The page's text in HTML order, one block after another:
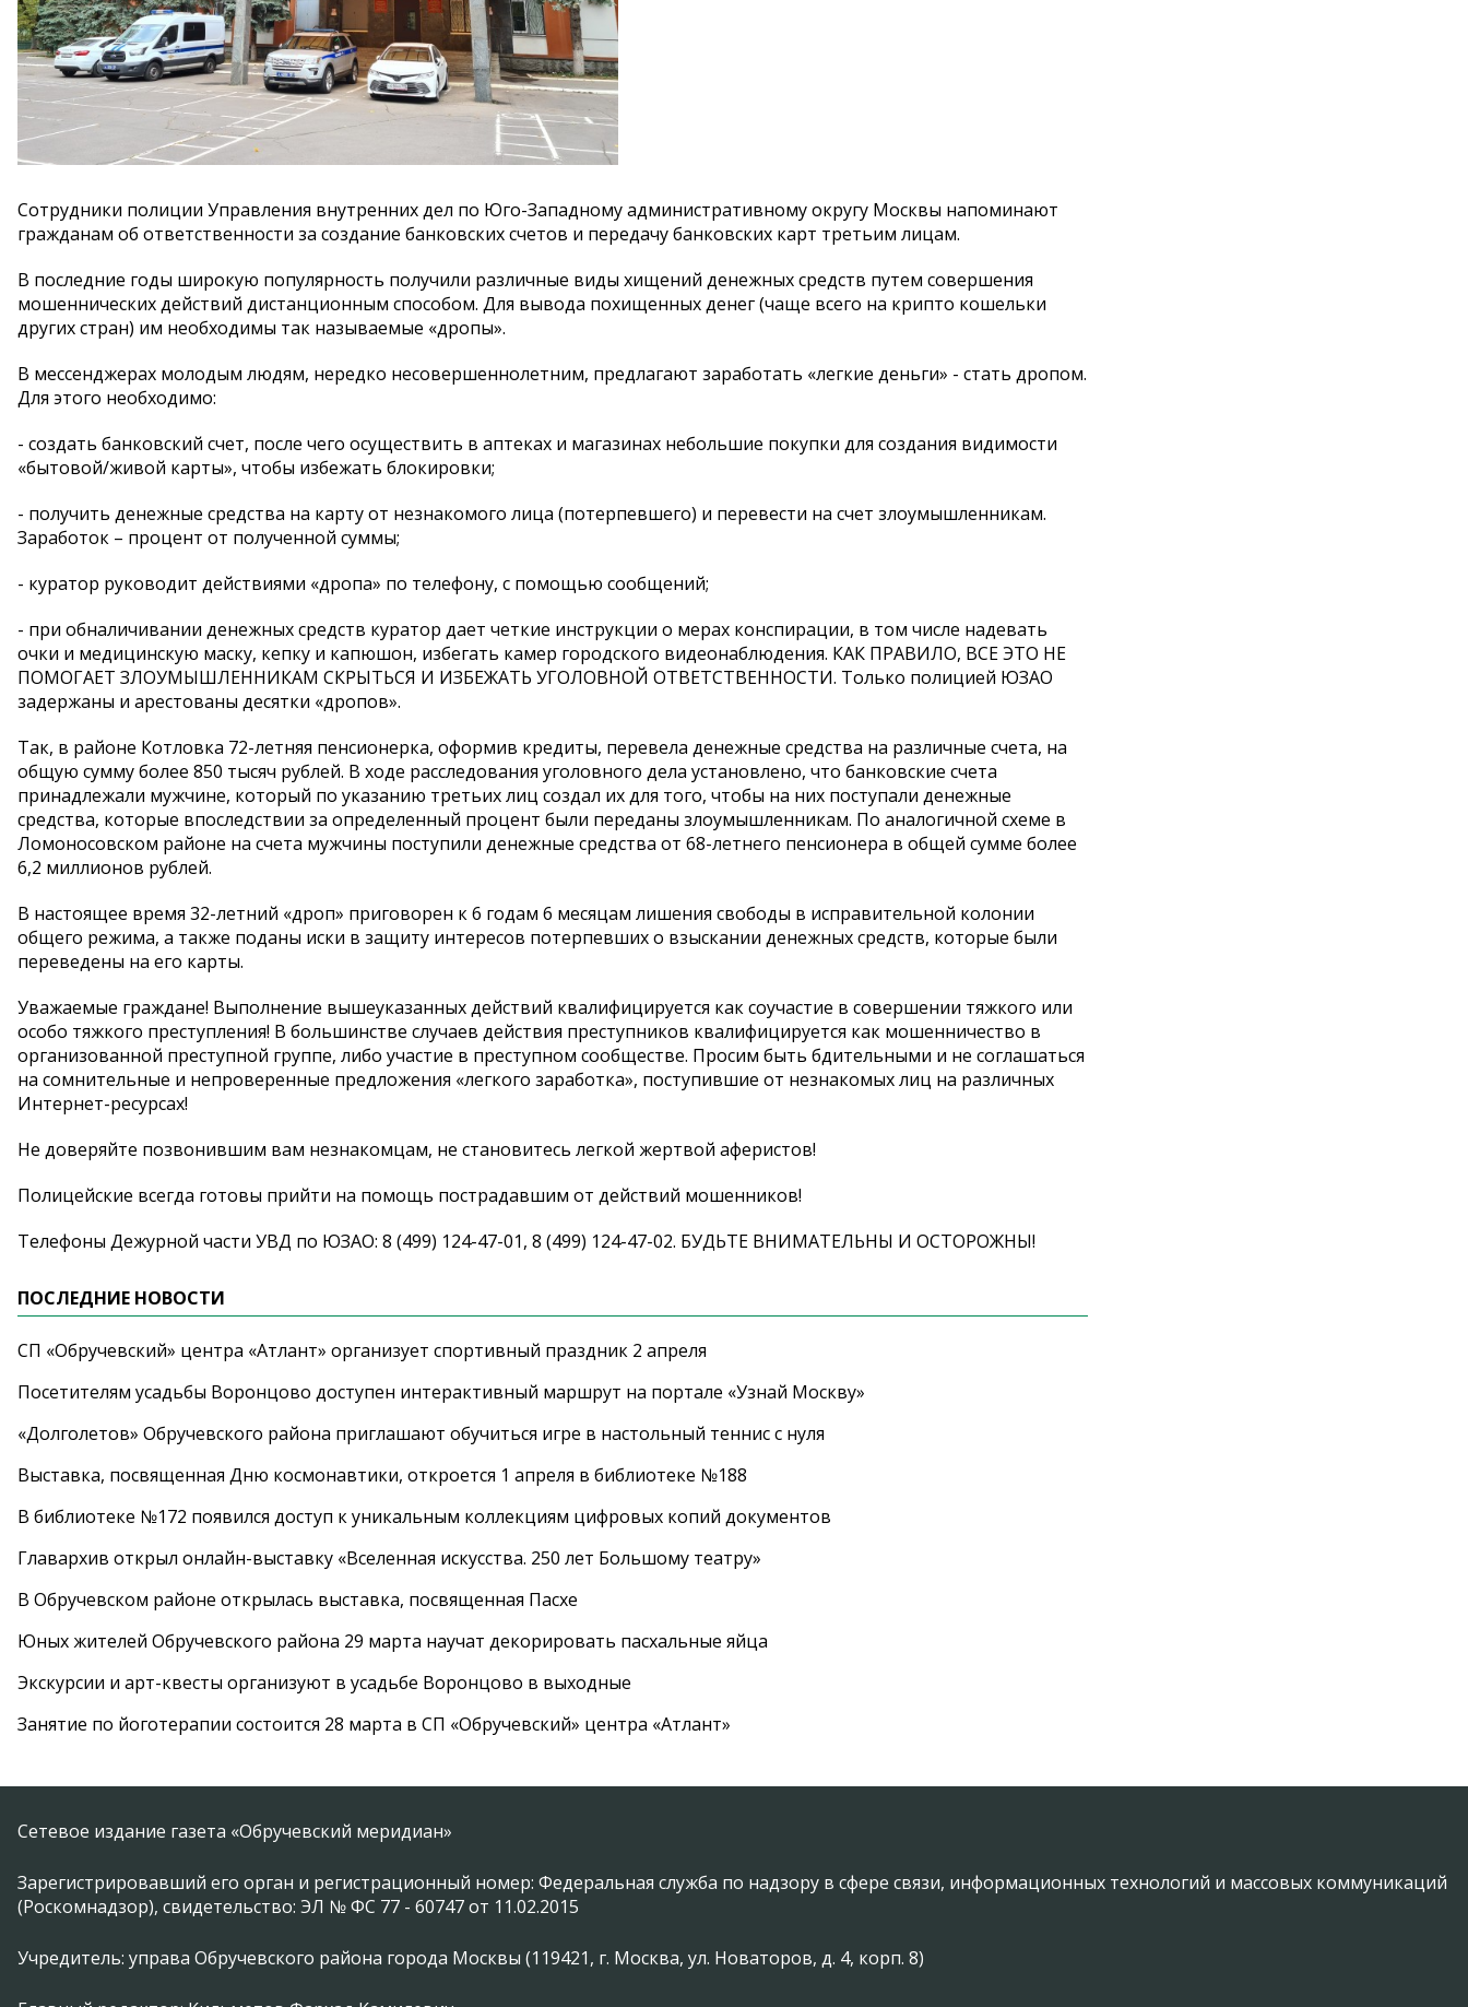
Сотрудники полиции Управления внутренних дел по Юго-Западному административному округу Москвы напоминают
гражданам об ответственности за создание банковских счетов и передачу банковских карт третьим лицам.
В последние годы широкую популярность получили различные виды хищений денежных средств путем совершения
мошеннических действий дистанционным способом. Для вывода похищенных денег (чаще всего на крипто кошельки
других стран) им необходимы так называемые «дропы».
В мессенджерах молодым людям, нередко несовершеннолетним, предлагают заработать «легкие деньги» - стать дропом.
Для этого необходимо:
- создать банковский счет, после чего осуществить в аптеках и магазинах небольшие покупки для создания видимости
«бытовой/живой карты», чтобы избежать блокировки;
- получить денежные средства на карту от незнакомого лица (потерпевшего) и перевести на счет злоумышленникам.
Заработок – процент от полученной суммы;
- куратор руководит действиями «дропа» по телефону, с помощью сообщений;
- при обналичивании денежных средств куратор дает четкие инструкции о мерах конспирации, в том числе надевать
очки и медицинскую маску, кепку и капюшон, избегать камер городского видеонаблюдения. КАК ПРАВИЛО, ВСЕ ЭТО НЕ
ПОМОГАЕТ ЗЛОУМЫШЛЕННИКАМ СКРЫТЬСЯ И ИЗБЕЖАТЬ УГОЛОВНОЙ ОТВЕТСТВЕННОСТИ. Только полицией ЮЗАО
задержаны и арестованы десятки «дропов».
Так, в районе Котловка 72-летняя пенсионерка, оформив кредиты, перевела денежные средства на различные счета, на
общую сумму более 850 тысяч рублей. В ходе расследования уголовного дела установлено, что банковские счета
принадлежали мужчине, который по указанию третьих лиц создал их для того, чтобы на них поступали денежные
средства, которые впоследствии за определенный процент были переданы злоумышленникам. По аналогичной схеме в
Ломоносовском районе на счета мужчины поступили денежные средства от 68-летнего пенсионера в общей сумме более
6,2 миллионов рублей.
В настоящее время 32-летний «дроп» приговорен к 6 годам 6 месяцам лишения свободы в исправительной колонии
общего режима, а также поданы иски в защиту интересов потерпевших о взыскании денежных средств, которые были
переведены на его карты.
Уважаемые граждане! Выполнение вышеуказанных действий квалифицируется как соучастие в совершении тяжкого или
особо тяжкого преступления! В большинстве случаев действия преступников квалифицируется как мошенничество в
организованной преступной группе, либо участие в преступном сообществе. Просим быть бдительными и не соглашаться
на сомнительные и непроверенные предложения «легкого заработка», поступившие от незнакомых лиц на различных
Интернет-ресурсах!
Не доверяйте позвонившим вам незнакомцам, не становитесь легкой жертвой аферистов!
Полицейские всегда готовы прийти на помощь пострадавшим от действий мошенников!
Телефоны Дежурной части УВД по ЮЗАО: 8 (499) 124-47-01, 8 (499) 124-47-02. БУДЬТЕ ВНИМАТЕЛЬНЫ И ОСТОРОЖНЫ!
ПОСЛЕДНИЕ НОВОСТИ
СП «Обручевский» центра «Атлант» организует спортивный праздник 2 апреля
Посетителям усадьбы Воронцово доступен интерактивный маршрут на портале «Узнай Москву»
«Долголетов» Обручевского района приглашают обучиться игре в настольный теннис с нуля
Выставка, посвященная Дню космонавтики, откроется 1 апреля в библиотеке №188
В библиотеке №172 появился доступ к уникальным коллекциям цифровых копий документов
Главархив открыл онлайн-выставку «Вселенная искусства. 250 лет Большому театру»
В Обручевском районе открылась выставка, посвященная Пасхе
Юных жителей Обручевского района 29 марта научат декорировать пасхальные яйца
Экскурсии и арт-квесты организуют в усадьбе Воронцово в выходные
Занятие по йоготерапии состоится 28 марта в СП «Обручевский» центра «Атлант»
Сетевое издание газета «Обручевский меридиан»
Зарегистрировавший его орган и регистрационный номер: Федеральная служба по надзору в сфере связи, информационных технологий и массовых коммуникаций
(Роскомнадзор), свидетельство: ЭЛ № ФС 77 - 60747 от 11.02.2015
Учредитель: управа Обручевского района города Москвы (119421, г. Москва, ул. Новаторов, д. 4, корп. 8)